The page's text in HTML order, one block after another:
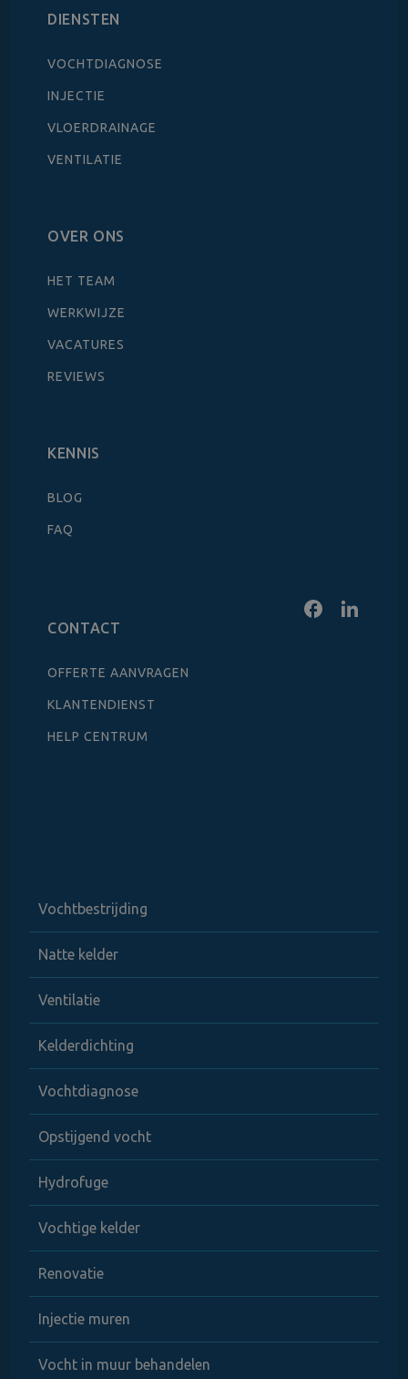
DIENSTEN
VOCHTDIAGNOSE
INJECTIE
VLOERDRAINAGE
VENTILATIE
OVER ONS
HET TEAM
WERKWIJZE
VACATURES
REVIEWS
KENNIS
BLOG
FAQ
CONTACT
OFFERTE AANVRAGEN
KLANTENDIENST
HELP CENTRUM
Vochtbestrijding
Natte kelder
Ventilatie
Kelderdichting
Vochtdiagnose
Opstijgend vocht
Hydrofuge
Vochtige kelder
Renovatie
Injectie muren
Vocht in muur behandelen